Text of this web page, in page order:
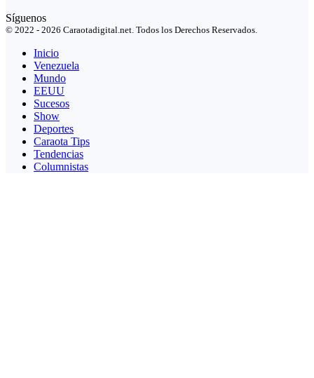
Síguenos
© 2022 - 2026 Caraotadigital.net. Todos los Derechos Reservados.
Inicio
Venezuela
Mundo
EEUU
Sucesos
Show
Deportes
Caraota Tips
Tendencias
Columnistas